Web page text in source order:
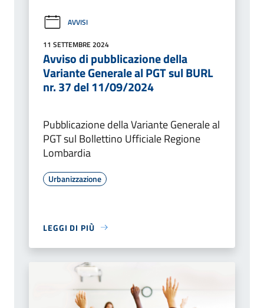
AVVISI
11 SETTEMBRE 2024
Avviso di pubblicazione della
Variante Generale al PGT sul BURL
nr. 37 del 11/09/2024
Pubblicazione della Variante Generale al
PGT sul Bollettino Ufficiale Regione
Lombardia
Urbanizzazione
LEGGI DI PIÙ